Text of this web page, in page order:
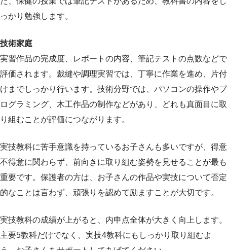
っかり勉強します。
技術家庭
実習作品の完成度、レポートの内容、筆記テストの点数などで
評価されます。裁縫や調理実習では、丁寧に作業を進め、片付
けまでしっかり行います。技術分野では、パソコンの操作やプ
ログラミング、木工作品の制作などがあり、どれも真面目に取
り組むことが評価につながります。
実技教科に苦手意識を持っているお子さんも多いですが、得意
不得意に関わらず、前向きに取り組む姿勢を見せることが最も
重要です。保護者の方は、お子さんの作品や実技について否定
的なことは言わず、頑張りを認めて励ますことが大切です。
実技教科の成績が上がると、内申点全体が大きく向上します。
主要5教科だけでなく、実技4教科にもしっかり取り組むよ